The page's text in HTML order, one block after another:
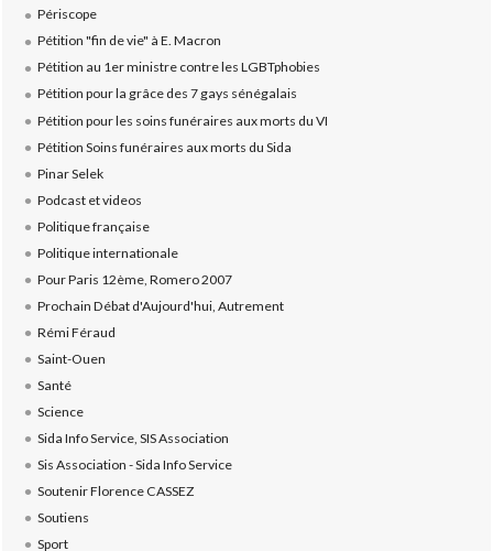
Périscope
Pétition "fin de vie" à E. Macron
Pétition au 1er ministre contre les LGBTphobies
Pétition pour la grâce des 7 gays sénégalais
Pétition pour les soins funéraires aux morts du VI
Pétition Soins funéraires aux morts du Sida
Pinar Selek
Podcast et videos
Politique française
Politique internationale
Pour Paris 12ème, Romero 2007
Prochain Débat d'Aujourd'hui, Autrement
Rémi Féraud
Saint-Ouen
Santé
Science
Sida Info Service, SIS Association
Sis Association - Sida Info Service
Soutenir Florence CASSEZ
Soutiens
Sport